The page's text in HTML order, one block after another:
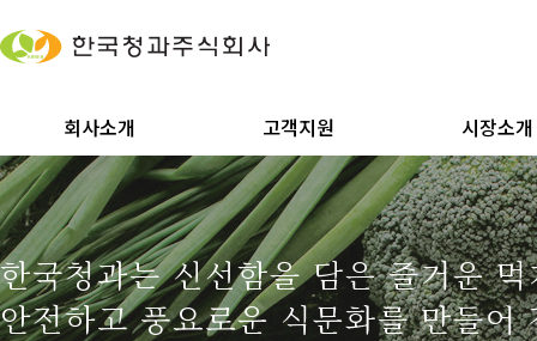
한국청과는 신선함을 담은 즐거운
안전하고 풍요로운 식문화를 만들어
회사소개 고객지원 시장소개